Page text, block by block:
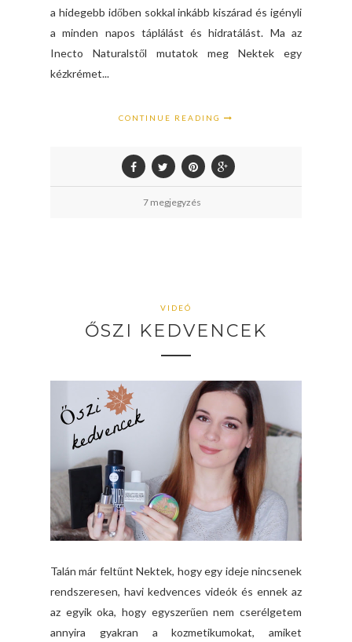
a hidegebb időben sokkal inkább kiszárad és igényli
a minden napos táplálást és hidratálást. Ma az
Inecto Naturalstől mutatok meg Nektek egy
kézkrémet...
CONTINUE READING
7 megjegyzés
VIDEÓ
ŐSZI KEDVENCEK
Talán már feltűnt Nektek, hogy egy ideje nincsenek
rendszeresen, havi kedvences videók és ennek az
az egyik oka, hogy egyszerűen nem cserélgetem
annyira gyakran a kozmetikumokat, amiket